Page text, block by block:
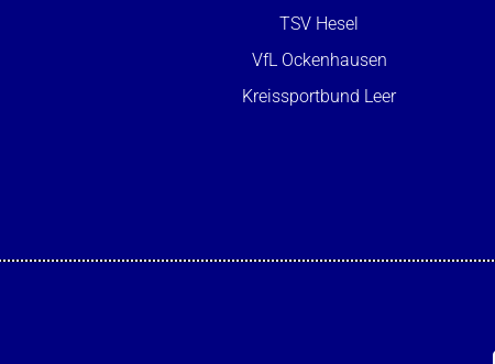
TSV Hesel
VfL Ockenhausen
Kreissportbund Leer